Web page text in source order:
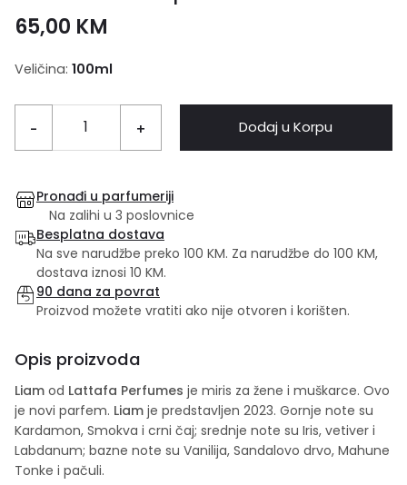
65,00 KM
Veličina: 100ml
- + Dodaj u Korpu
Pronađi u parfumeriji
Na zalihi u 3 poslovnice
Besplatna dostava
Na sve narudžbe preko 100 KM. Za narudžbe do 100 KM,
dostava iznosi 10 KM.
90 dana za povrat
Proizvod možete vratiti ako nije otvoren i korišten.
Opis proizvoda
Liam od Lattafa Perfumes je miris za žene i muškarce. Ovo
je novi parfem. Liam je predstavljen 2023. Gornje note su
Kardamon, Smokva i crni čaj; srednje note su Iris, vetiver i
Labdanum; bazne note su Vanilija, Sandalovo drvo, Mahune
Tonke i pačuli.